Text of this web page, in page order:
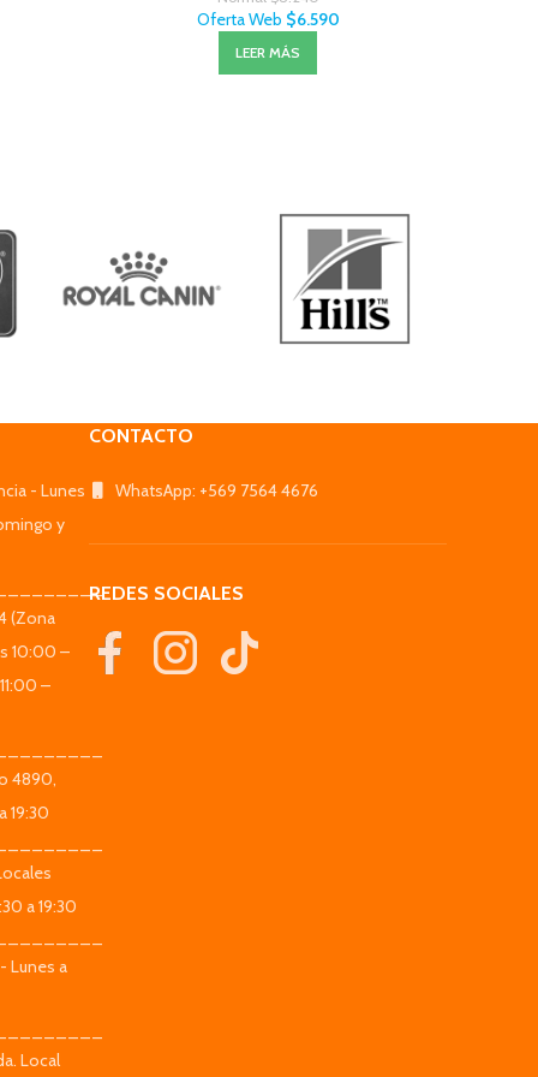
Oferta Web $6.590
LEER MÁS
- Lunes
y
(Zona
10:00 –
–
4890,
19:30
a 19:30
Lunes a
Local
CONTACTO
WhatsApp: +569 7564 4676
REDES SOCIALES